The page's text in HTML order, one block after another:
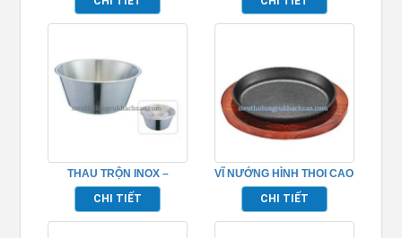
THAU TRỘN INOX –
TP696039
CHI TIẾT
VĨ NƯỚNG HÌNH THOI CAO
CẤP – TP696079
CHI TIẾT